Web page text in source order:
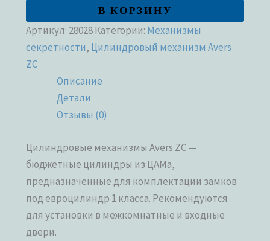
В КОРЗИНУ
Артикул: 28028Категории: Механизмы
секретности, Цилиндровый механизм Avers
ZC
Описание
Детали
Отзывы (0)
Цилиндровые механизмы Avers ZC —
бюджетные цилиндры из ЦАМа,
предназначенные для комплектации замков
под евроцилиндр 1 класса. Рекомендуются
для установки в межкомнатные и входные
двери.